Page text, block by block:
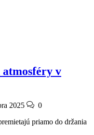
v
2025
0
priamo do držania